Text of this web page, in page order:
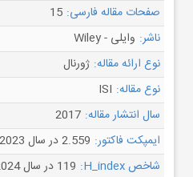
صفحات مقاله فارسی: 15
ناشر: وایلی - Wiley
نوع ارائه مقاله: ژورنال
نوع مقاله: ISI
سال انتشار مقاله: 2017
ایمپکت فاکتور: 2.559 در سال 2023
شاخص H_index:
119 در سال 2024